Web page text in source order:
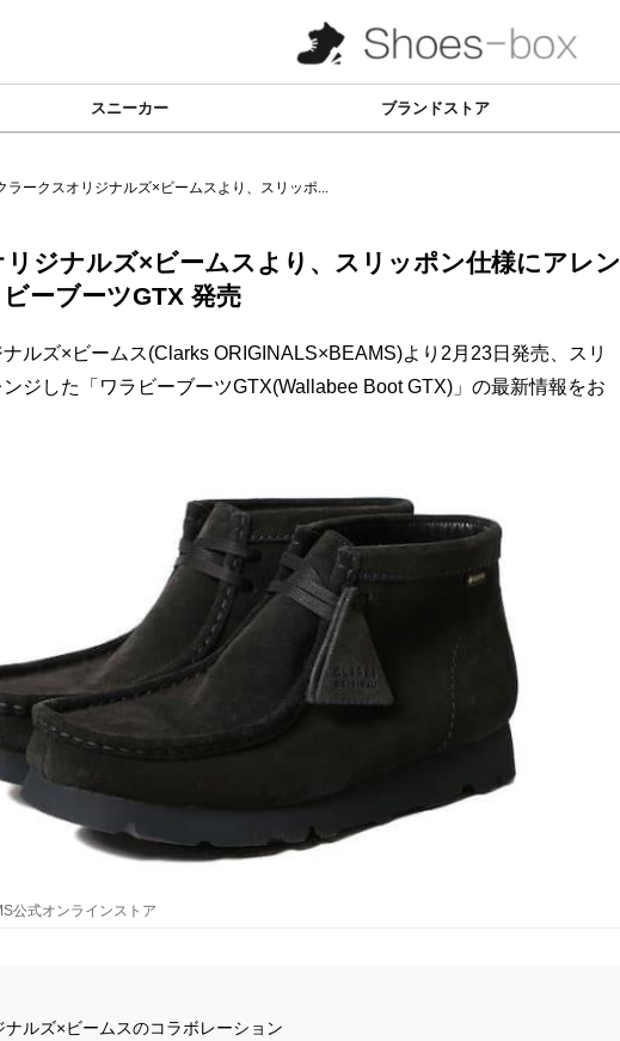
スニーカー ブランドストア
ラークスオリジナルズ×ビームスより、スリッポ...
リジナルズ×ビームスより、スリッポン仕様にアレン
ーブーツGTX 発売
ルズ×ビームス(Clarks ORIGINALS×BEAMS)より2月23日発売、スリ
ジした「ワラビーブーツGTX(Wallabee Boot GTX)」の最新情報をお
公式オンラインストア
ナルズ×ビームスのコラボレーション